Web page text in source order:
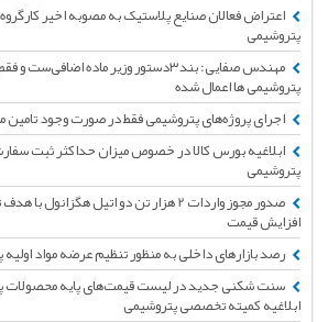
اعتراض فعالان صنایع پلاستیک به مصوبه اخیر
پتروشیمی
مهندس صفایی: بند‌۳‌دستور وزیر ماده‌
پتروشیمی ها اعمال شده
اجرای پروژه‌های پتروشیمی فقط در صورت وجود تامین
ابلاغیه بورس کالا در خصوص میزان حداکثر ثبت
پتروشیمی
صدور مجوز واردات 2 هزار تن دو اتیل
افزایش قیمت
رصد بازارهای داخلی به منظور تنظیم عرضه مواد
سنت شکنی جدید در لیست قیمت‌های پایه محصولات
ابلاغیه کمیته تخصصی پتروشیمی